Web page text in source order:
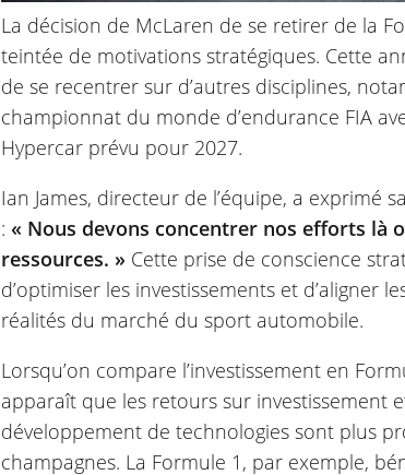
La décision de McLaren de se retirer de la
teintée de motivations stratégiques. Cette
de se recentrer sur d’autres disciplines,
championnat du monde d’endurance FIA
Hypercar prévu pour 2027.
Ian James, directeur de l’équipe, a exprimé
: « Nous devons concentrer nos efforts là
ressources. » Cette prise de conscience
d’optimiser les investissements et d’aligner
réalités du marché du sport automobile.
Lorsqu’on compare l’investissement en
apparaît que les retours sur investissement
développement de technologies sont plus
champagnes. La Formule 1, par exemple,